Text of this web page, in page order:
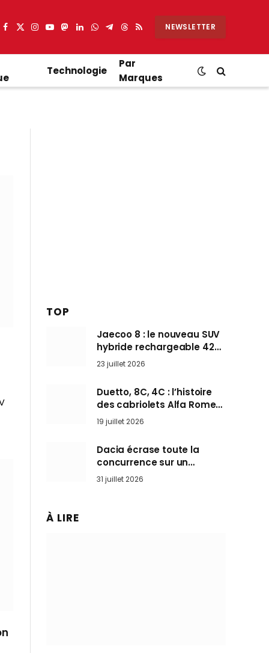
Facebook
X
Instagram
YouTube
Mastodon
LinkedIn
WhatsApp
Partager
Telegram
Threads
RSS NEWSLETTER
Technologie
Par
Marques
TOP
Jaecoo 8 : le nouveau SUV
hybride rechargeable 428
ch qui vise l’Audi Q7 arrive
en Europe cet automne
23 juillet 2026
Duetto, 8C, 4C : l’histoire
des cabriolets Alfa Romeo,
ces Spider qui ont défini
l’art de rouler cheveux au
vent
19 juillet 2026
Dacia écrase toute la
concurrence sur un
marché où personne ne
l’attendait
31 juillet 2026
À LIRE